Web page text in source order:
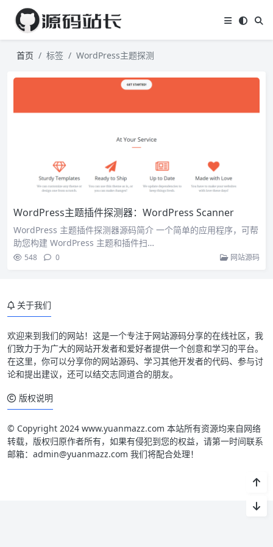
首页 标签 WordPress主题探测
WordPress主题插件探测器：WordPress Scanner
WordPress 主题插件探测器源码简介 一个简单的应用程序，可帮
助您构建 WordPress 主题和插件扫…
548 0 网站源码
关于我们
欢迎来到我们的网站！这是一个专注于网站源码分享的在线社区，我
们致力于为广大的网站开发者和爱好者提供一个创意和学习的平台。
在这里，你可以分享你的网站源码、学习其他开发者的代码、参与讨
论和提出建议，还可以结交志同道合的朋友。
版权说明
© Copyright 2024 www.yuanmazz.com 本站所有资源均来自网络
转载，版权归原作者所有，如果有侵犯到您的权益，请第一时间联系
邮箱：admin@yuanmazz.com 我们将配合处理！